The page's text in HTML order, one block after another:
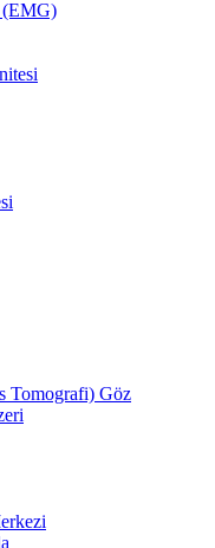
(EMG)
Tomografi) Göz